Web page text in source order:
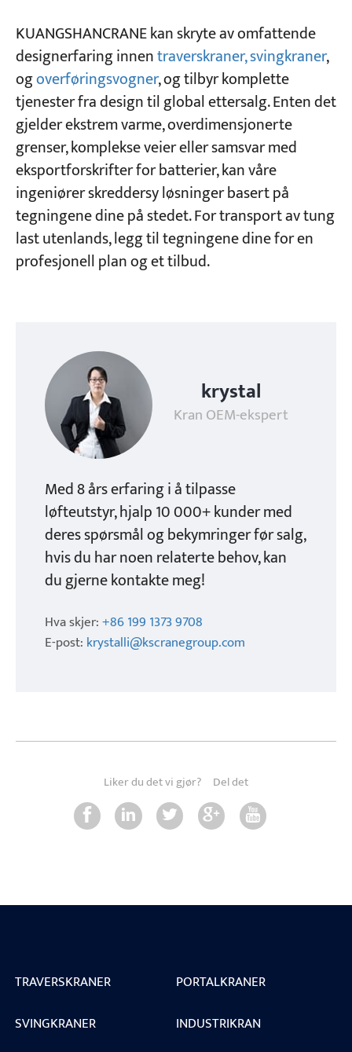
KUANGSHANCRANE kan skryte av omfattende
designerfaring innentraverskraner, svingkraner,
ogoverføringsvogner, og tilbyr komplette
tjenester fra design til global ettersalg. Enten det
gjelder ekstrem varme, overdimensjonerte
grenser, komplekse veier eller samsvar med
eksportforskrifter for batterier, kan våre
ingeniører skreddersy løsninger basert på
tegningene dine på stedet. For transport av tung
last utenlands, legg til tegningene dine for en
profesjonell plan og et tilbud.
krystal
Kran OEM-ekspert
Med 8 års erfaring i å tilpasse
løfteutstyr, hjalp 10 000+ kunder med
deres spørsmål og bekymringer før salg,
hvis du har noen relaterte behov, kan
du gjerne kontakte meg!
Hva skjer:+86 199 1373 9708
E-post: krystalli@kscranegroup.com
Liker du det vi gjør? Del det
TRAVERSKRANER
PORTALKRANER
SVINGKRANER
INDUSTRIKRAN